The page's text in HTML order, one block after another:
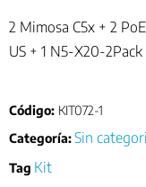
2 Mimosa C5x + 2
US + 1 N5-X20-
Código: KIT072-1
Categoría:Sin
Tag Kit